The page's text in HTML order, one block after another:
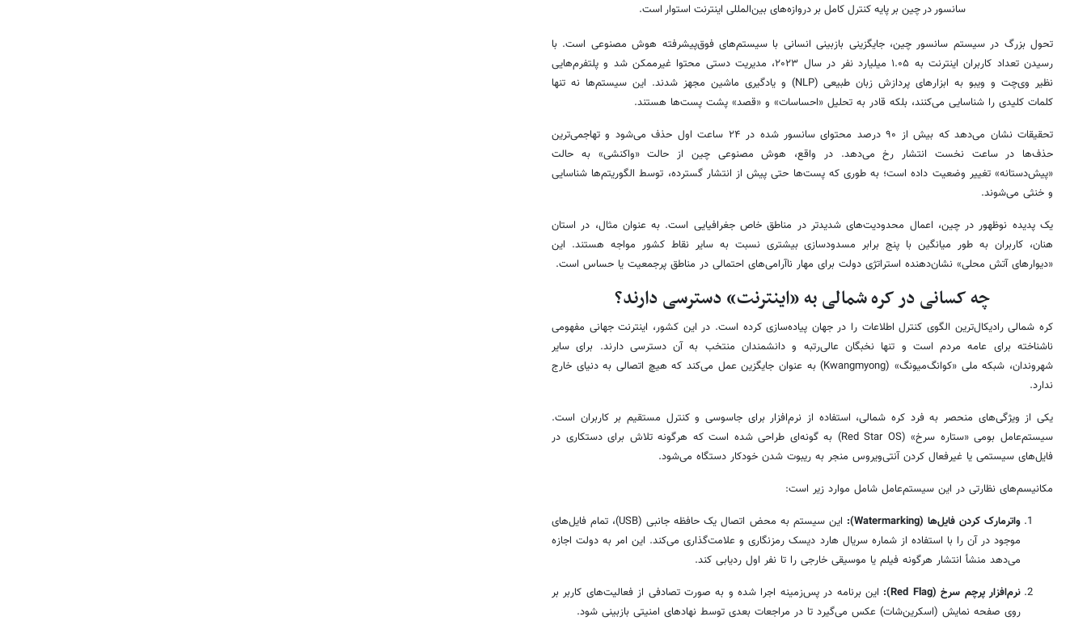
سانسور در چین بر پایه کنترل کامل بر دروازه‌های بین‌المللی اینترنت استوار است.
تحول بزرگ در سیستم سانسور چین، جایگزینی بازبینی انسانی با سیستم‌های فوق‌پیشرفته هوش مصنوعی است. با
رسیدن تعداد کاربران اینترنت به ۱.۰۵ میلیارد نفر در سال ۲۰۲۳، مدیریت دستی محتوا غیرممکن شد و پلتفرم‌هایی
نظیر وی‌چت و ویبو به ابزارهای پردازش زبان طبیعی (NLP) و یادگیری ماشین مجهز شدند. این سیستم‌ها نه تنها
کلمات کلیدی را شناسایی می‌کنند، بلکه قادر به تحلیل «احساسات» و «قصد» پشت پست‌ها هستند.
تحقیقات نشان می‌دهد که بیش از ۹۰ درصد محتوای سانسور شده در ۲۴ ساعت اول حذف می‌شود و تهاجمی‌ترین
حذف‌ها در ساعت نخست انتشار رخ می‌دهد. در واقع، هوش مصنوعی چین از حالت «واکنشی» به حالت
«پیش‌دستانه» تغییر وضعیت داده است؛ به طوری که پست‌ها حتی پیش از انتشار گسترده، توسط الگوریتم‌ها شناسایی
و خنثی می‌شوند.
یک پدیده نوظهور در چین، اعمال محدودیت‌های شدیدتر در مناطق خاص جغرافیایی است. به عنوان مثال، در استان
هنان، کاربران به طور میانگین با پنج برابر مسدودسازی بیشتری نسبت به سایر نقاط کشور مواجه هستند. این
«دیوارهای آتش محلی» نشان‌دهنده استراتژی دولت برای مهار ناآرامی‌های احتمالی در مناطق پرجمعیت یا حساس است.
چه کسانی در کره شمالی به «اینترنت» دسترسی دارند؟
کره شمالی رادیکال‌ترین الگوی کنترل اطلاعات را در جهان پیاده‌سازی کرده است. در این کشور، اینترنت جهانی مفهومی
ناشناخته برای عامه مردم است و تنها نخبگان عالی‌رتبه و دانشمندان منتخب به آن دسترسی دارند. برای سایر
شهروندان، شبکه ملی «کوانگ‌میونگ» (Kwangmyong) به عنوان جایگزین عمل می‌کند که هیچ اتصالی به دنیای خارج
ندارد.
یکی از ویژگی‌های منحصر به فرد کره شمالی، استفاده از نرم‌افزار برای جاسوسی و کنترل مستقیم بر کاربران است.
سیستم‌عامل بومی «ستاره سرخ» (Red Star OS) به گونه‌ای طراحی شده است که هرگونه تلاش برای دستکاری در
فایل‌های سیستمی یا غیرفعال کردن آنتی‌ویروس منجر به ریبوت شدن خودکار دستگاه می‌شود.
مکانیسم‌های نظارتی در این سیستم‌عامل شامل موارد زیر است:
واترمارک کردن فایل‌ها (Watermarking):
این سیستم به محض اتصال یک حافظه جانبی (USB)، تمام فایل‌های
موجود در آن را با استفاده از شماره سریال هارد دیسک رمزنگاری و علامت‌گذاری می‌کند. این امر به دولت اجازه
می‌دهد منشأ انتشار هرگونه فیلم یا موسیقی خارجی را تا نفر اول ردیابی کند.
نرم‌افزار پرچم سرخ (Red Flag):
این برنامه در پس‌زمینه اجرا شده و به صورت تصادفی از فعالیت‌های کاربر بر
روی صفحه نمایش (اسکرین‌شات) عکس می‌گیرد تا در مراجعات بعدی توسط نهادهای امنیتی بازبینی شود.